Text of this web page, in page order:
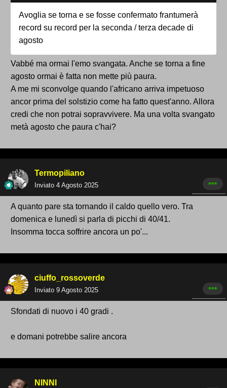
Avoglia se torna e se fosse confermato frantumerà
record su record per la seconda / terza decade di
agosto
Vabbé ma ormai l'emo svangata. Anche se torna a fine
agosto ormai è fatta non mette più paura.
A me mi sconvolge quando l'africano arriva impetuoso
ancor prima del solstizio come ha fatto quest'anno. Allora
credi che non potrai sopravvivere. Ma una volta svangato
metà agosto che paura c'hai?
Termopiliano
Inviato 4 Agosto 2025
A quanto pare sta tornando il caldo quello vero. Tra
domenica e lunedì si parla di picchi di 40/41.
Insomma tocca soffrire ancora un po'...
ciuffo_rossoverde
Inviato 9 Agosto 2025
Sfondati di nuovo i 40 gradi .
e domani potrebbe salire ancora
NINNI